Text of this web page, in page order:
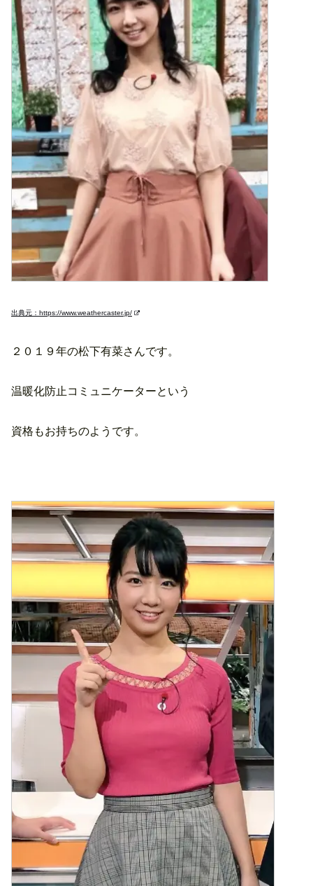
出典元：https://www.weathercaster.jp/
２０１９年の松下有菜さんです。
温暖化防止コミュニケーターという
資格もお持ちのようです。